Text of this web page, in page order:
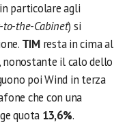
particolare agli
to-the-Cabinet) si
TIMresta in cima al
nonostante il calo dello
poi Wind in terza
che con una
quota 13,6%.